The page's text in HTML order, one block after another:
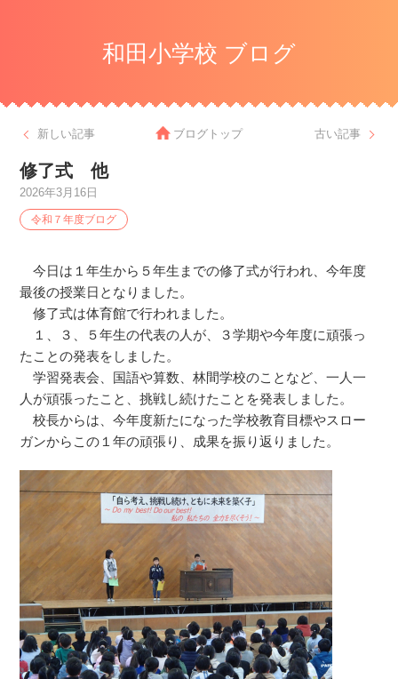
和田小学校 ブログ
新しい記事 古い記事
ブログトップ
修了式 他
2026年3月16日
令和７年度ブログ
今日は１年生から５年生までの修了式が行われ、今年度
最後の授業日となりました。
修了式は体育館で行われました。
１、３、５年生の代表の人が、３学期や今年度に頑張っ
たことの発表をしました。
学習発表会、国語や算数、林間学校のことなど、一人一
人が頑張ったこと、挑戦し続けたことを発表しました。
校長からは、今年度新たになった学校教育目標やスロー
ガンからこの１年の頑張り、成果を振り返りました。